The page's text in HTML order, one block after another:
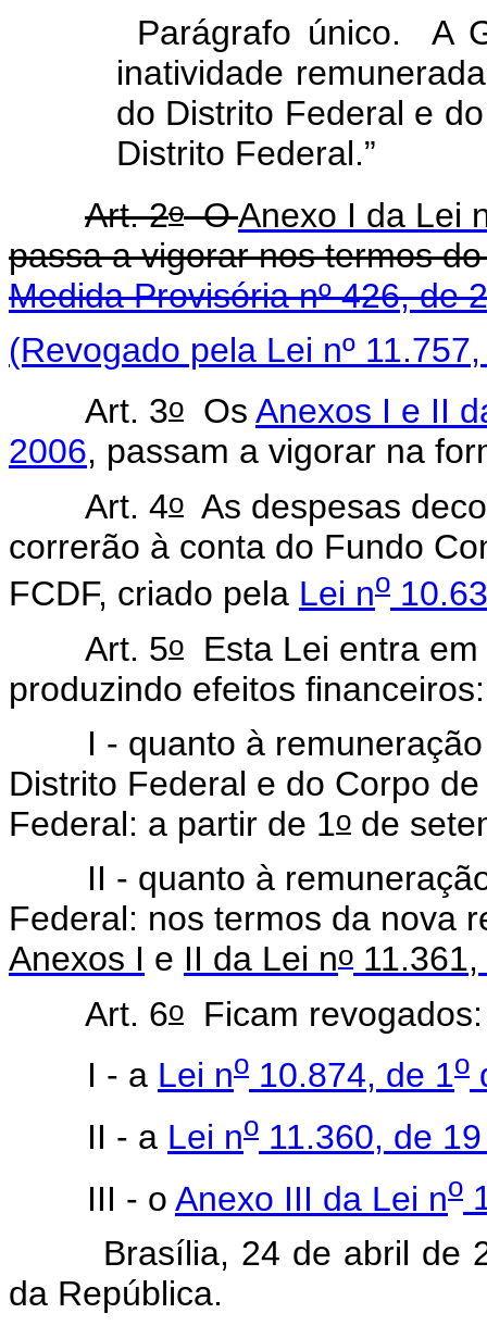
Parágrafo único. A
inatividade
do Distrito Federal e
Distrito Federal.”
Art. 2oOAnexo I da Lei
passa a vigorar nos termos
Medida Provisória nº 426, de
(Revogado pela Lei nº
Art. 3o Os Anexos I e II
2006, passam a vigorar na
Art. 4o As despesas
correrão à conta do Fundo
FCDF, criado pela Lei no
Art. 5o Esta Lei entra
produzindo efeitos
I - quanto à remuneração
Distrito Federal e do Corpo
Federal: a partir de 1o de
II - quanto à remuneração
Federal: nos termos da nova
Anexos I e II da Lei no
Art. 6o Ficam
I - a Lei no 10.874, de 1o
II - a Lei no 11.360, de
III - o Anexo III da Lei no
Brasília, 24 de abril de
da República.